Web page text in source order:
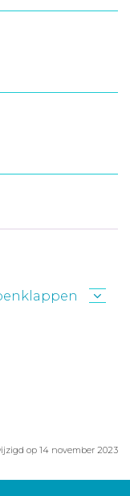
op 14 november 2023